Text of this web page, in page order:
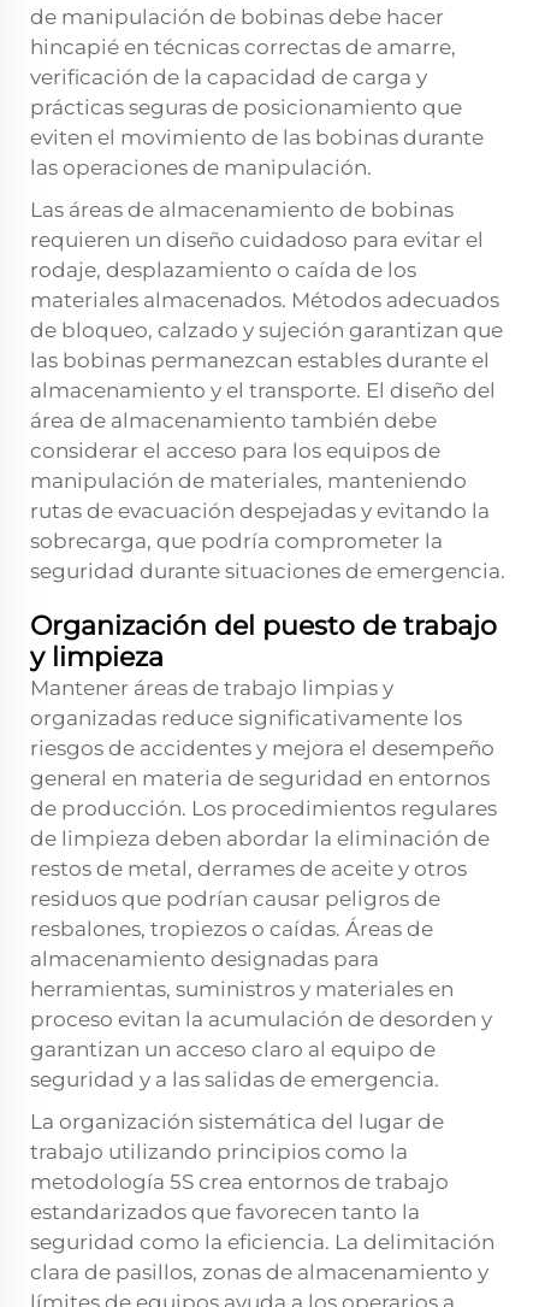
de manipulación de bobinas debe hacer
hincapié en técnicas correctas de amarre,
verificación de la capacidad de carga y
prácticas seguras de posicionamiento que
eviten el movimiento de las bobinas durante
las operaciones de manipulación.
Las áreas de almacenamiento de bobinas
requieren un diseño cuidadoso para evitar el
rodaje, desplazamiento o caída de los
materiales almacenados. Métodos adecuados
de bloqueo, calzado y sujeción garantizan que
las bobinas permanezcan estables durante el
almacenamiento y el transporte. El diseño del
área de almacenamiento también debe
considerar el acceso para los equipos de
manipulación de materiales, manteniendo
rutas de evacuación despejadas y evitando la
sobrecarga, que podría comprometer la
seguridad durante situaciones de emergencia.
Organización del puesto de trabajo
y limpieza
Mantener áreas de trabajo limpias y
organizadas reduce significativamente los
riesgos de accidentes y mejora el desempeño
general en materia de seguridad en entornos
de producción. Los procedimientos regulares
de limpieza deben abordar la eliminación de
restos de metal, derrames de aceite y otros
residuos que podrían causar peligros de
resbalones, tropiezos o caídas. Áreas de
almacenamiento designadas para
herramientas, suministros y materiales en
proceso evitan la acumulación de desorden y
garantizan un acceso claro al equipo de
seguridad y a las salidas de emergencia.
La organización sistemática del lugar de
trabajo utilizando principios como la
metodología 5S crea entornos de trabajo
estandarizados que favorecen tanto la
seguridad como la eficiencia. La delimitación
clara de pasillos, zonas de almacenamiento y
límites de equipos ayuda a los operarios a